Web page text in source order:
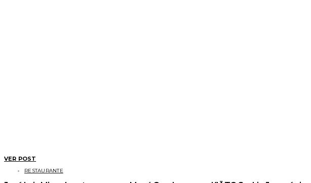
VER POST
RESTAURANTE